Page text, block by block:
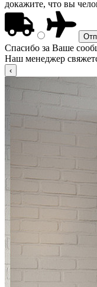
докажите, что вы
Спасибо за Ваше
Наш менеджер